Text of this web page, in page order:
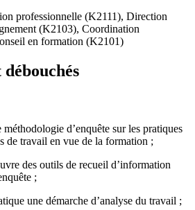
professionnelle (K2111), Direction
(K2103), Coordination
en formation (K2101)
débouchés
d’enquête sur les pratiques
de travail en vue de la formation ;
des outils de recueil d’information
;
une démarche d’analyse du travail ;